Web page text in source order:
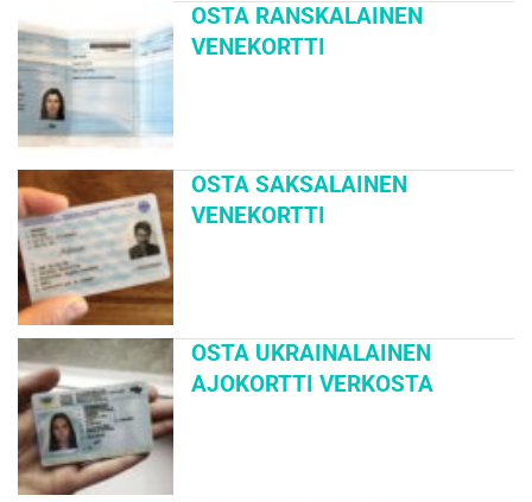
OSTA RANSKALAINEN
VENEKORTTI
OSTA SAKSALAINEN
VENEKORTTI
OSTA UKRAINALAINEN
AJOKORTTI VERKOSTA